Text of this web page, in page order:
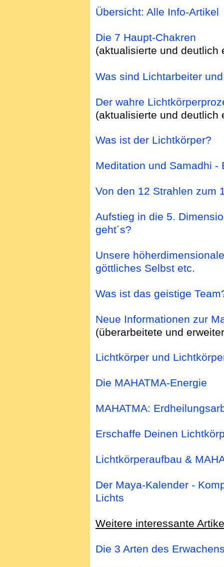
Übersicht: Alle Info-Artikel
Die 7 Haupt-Chakren
(aktualisierte und deutlich
Was sind Lichtarbeiter
Der wahre
(aktualisierte und deutlich
Was ist der Lichtkörper?
Meditation und Samadhi -
Von den 12 Strahlen zum
Aufstieg in die 5.
geht´s?
Unsere
göttliches Selbst etc.
Was ist das geistige
Neue Informationen zur
(überarbeitete und
Lichtkörper und
Die MAHATMA-Energie
MAHATMA:
Erschaffe Deinen
Lichtkörperaufbau &
Der Maya-Kalender -
Lichts
Weitere interessante
Die 3 Arten des